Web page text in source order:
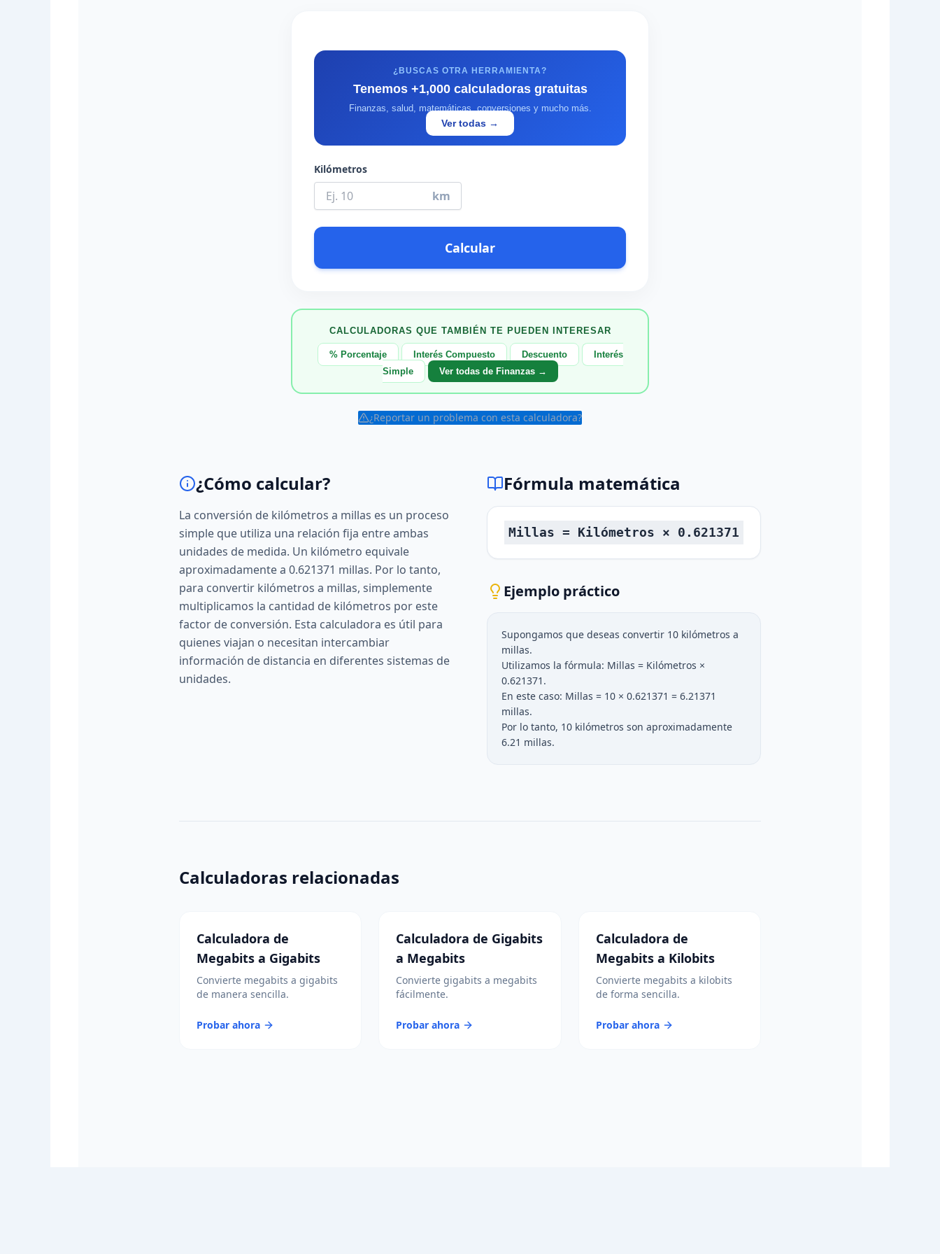
¿BUSCAS OTRA HERRAMIENTA?
Tenemos +1,000 calculadoras gratuitas
Finanzas, salud, matemáticas, conversiones y mucho más.
Ver todas →
Kilómetros
km
Calcular
CALCULADORAS QUE TAMBIÉN TE PUEDEN INTERESAR
% Porcentaje Interés Compuesto Descuento
Interés
Simple
Ver todas de Finanzas →
¿Reportar un problema con esta calculadora?
¿Cómo calcular?
La conversión de kilómetros a millas es un proceso
simple que utiliza una relación fija entre ambas
unidades de medida. Un kilómetro equivale
aproximadamente a 0.621371 millas. Por lo tanto,
para convertir kilómetros a millas, simplemente
multiplicamos la cantidad de kilómetros por este
factor de conversión. Esta calculadora es útil para
quienes viajan o necesitan intercambiar
información de distancia en diferentes sistemas de
unidades.
Fórmula matemática
Millas = Kilómetros × 0.621371
Ejemplo práctico
Supongamos que deseas convertir 10 kilómetros a
millas.
Utilizamos la fórmula: Millas = Kilómetros ×
0.621371.
En este caso: Millas = 10 × 0.621371 = 6.21371
millas.
Por lo tanto, 10 kilómetros son aproximadamente
6.21 millas.
Calculadoras relacionadas
Calculadora de
Megabits a Gigabits
Convierte megabits a gigabits
de manera sencilla.
Probar ahora
Calculadora de Gigabits
a Megabits
Convierte gigabits a megabits
fácilmente.
Probar ahora
Calculadora de
Megabits a Kilobits
Convierte megabits a kilobits
de forma sencilla.
Probar ahora